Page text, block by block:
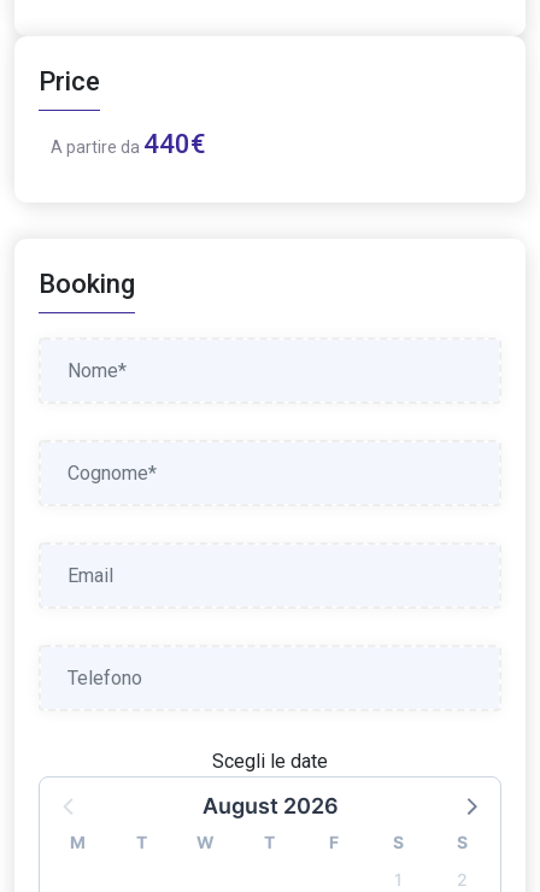
Price
A partire da 440€
Booking
Scegli le date
August 2026
M T W T F S
S
1
2